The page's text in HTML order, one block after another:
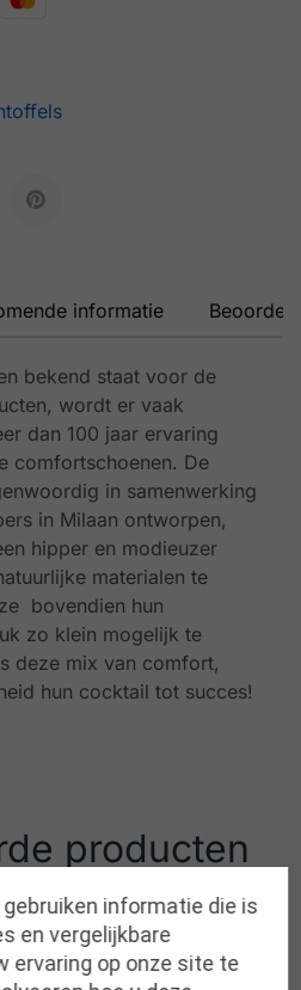
informatie
bekend staat voor de
wordt er vaak
dan 100 jaar ervaring
comfortschoenen. De
in samenwerking
in Milaan ontworpen,
hipper en modieuzer
materialen te
bovendien hun
zo klein mogelijk te
deze mix van comfort,
hun cocktail tot succes!
producten
informatie die is
en vergelijkbare
ervaring op onze site te